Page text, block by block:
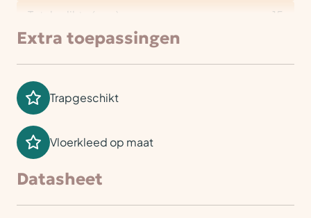
Totale dikte (mm)
15
Extra toepassingen
Trapgeschikt
Vloerkleed op maat
Datasheet